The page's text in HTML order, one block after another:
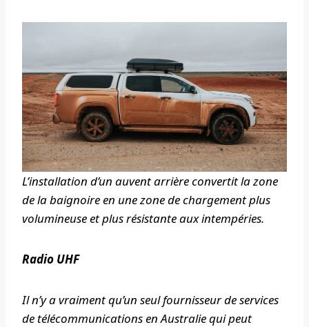
L’installation d’un auvent arrière convertit la zone
de la baignoire en une zone de chargement plus
volumineuse et plus résistante aux intempéries.
Radio UHF
Il n’y a vraiment qu’un seul fournisseur de services
de télécommunications en Australie qui peut